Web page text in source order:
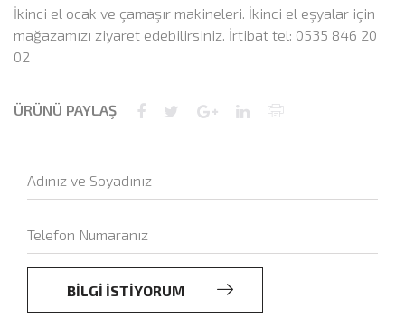
İkinci el ocak ve çamaşır makineleri. İkinci el eşyalar için
mağazamızı ziyaret edebilirsiniz. İrtibat tel: 0535 846 20
02
ÜRÜNÜ PAYLAŞ
BİLGİ İSTİYORUM